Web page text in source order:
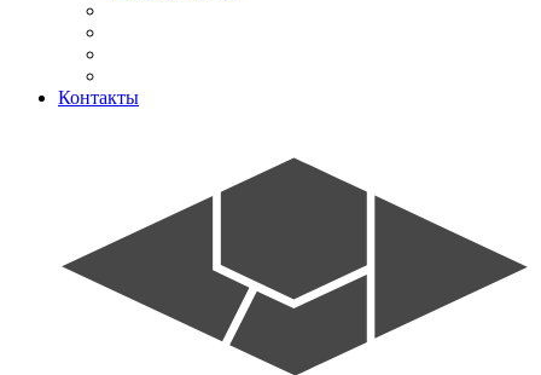
Контакты